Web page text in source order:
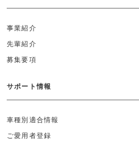
事業紹介
先輩紹介
募集要項
サポート情報
車種別適合情報
ご愛用者登録